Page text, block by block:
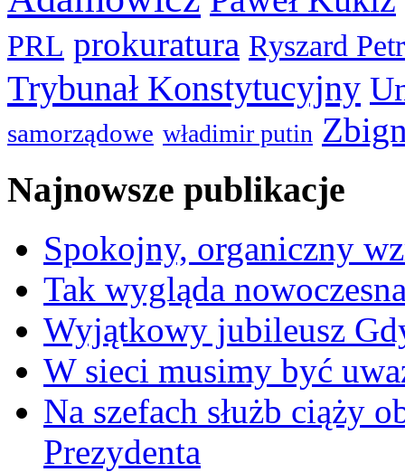
PRL prokuratura Ryszard
Trybunał Konstytucyjny
samorządowe władimir putin
Najnowsze publikacje
Spokojny, organiczny
Tak wygląda
Wyjątkowy jubileusz
W sieci musimy być
Na szefach służb ciąży
Prezydenta